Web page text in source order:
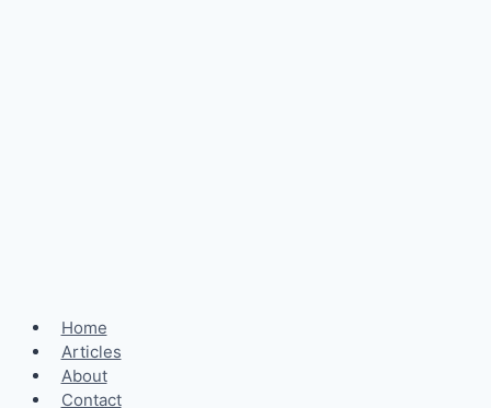
Home
Articles
About
Contact